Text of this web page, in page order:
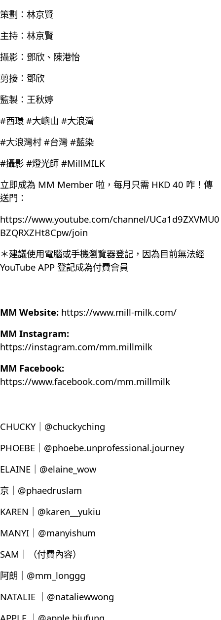
策劃：林京賢
主持：林京賢
攝影：鄧欣、陳港怡
剪接：鄧欣
監製：王秋婷
#西環 #大嶼山 #大浪灣
#大浪灣村 #台灣 #藍染
#攝影 #燈光師 #MillMILK
立即成為 MM Member 啦，每月只需 HKD 40 咋！傳
送門：
https://www.youtube.com/channel/UCa1d9ZXVMU0
BZQRXZHt8Cpw/join
＊建議使用電腦或手機瀏覽器登記，因為目前無法經
YouTube APP 登記成為付費會員
MM Website: https://www.mill-milk.com/
MM Instagram:
https://instagram.com/mm.millmilk
MM Facebook:
https://www.facebook.com/mm.millmilk
CHUCKY｜@chuckyching
PHOEBE｜@phoebe.unprofessional.journey
ELAINE｜@elaine_wow
京｜@phaedruslam
KAREN｜@karen__yukiu
MANYI｜@manyishum
SAM｜（付費內容）
阿朗｜@mm_longgg
NATALIE ｜@nataliewwong